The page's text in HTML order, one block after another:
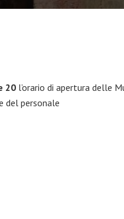
20 l’orario di apertura delle
del personale